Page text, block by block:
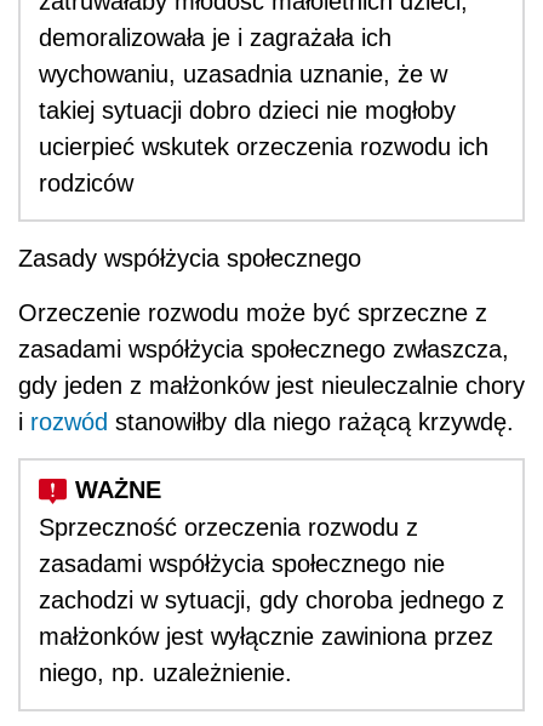
demoralizowała je i zagrażała ich
wychowaniu, uzasadnia uznanie, że w
takiej sytuacji dobro dzieci nie mogłoby
ucierpieć wskutek orzeczenia rozwodu ich
rodziców
Zasady współżycia społecznego
Orzeczenie rozwodu może być sprzeczne z
zasadami współżycia społecznego zwłaszcza,
gdy jeden z małżonków jest nieuleczalnie chory
i rozwód stanowiłby dla niego rażącą krzywdę.
Sprzeczność orzeczenia rozwodu z
zasadami współżycia społecznego nie
zachodzi w sytuacji, gdy choroba jednego z
małżonków jest wyłącznie zawiniona przez
niego, np. uzależnienie.